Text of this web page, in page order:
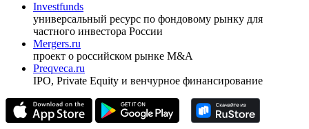
Investfunds
универсальный ресурс по фондовому рынку для
частного инвестора России
Mergers.ru
проект о российском рынке M&A
Preqveca.ru
IPO, Private Equity и венчурное финансирование